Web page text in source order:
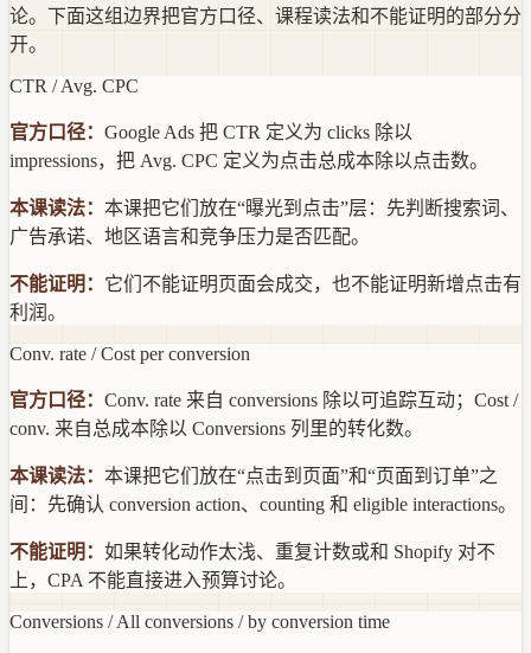
论。下面这组边界把官方口径、课程读法和不能证明的部分分
开。
CTR / Avg. CPC
官方口径： Google Ads 把 CTR 定义为 clicks 除以
impressions，把 Avg. CPC 定义为点击总成本除以点击数。
本课读法： 本课把它们放在“曝光到点击”层：先判断搜索词、
广告承诺、地区语言和竞争压力是否匹配。
不能证明： 它们不能证明页面会成交，也不能证明新增点击有
利润。
Conv. rate / Cost per conversion
官方口径： Conv. rate 来自 conversions 除以可追踪互动；Cost /
conv. 来自总成本除以 Conversions 列里的转化数。
本课读法： 本课把它们放在“点击到页面”和“页面到订单”之
间：先确认 conversion action、counting 和 eligible interactions。
不能证明： 如果转化动作太浅、重复计数或和 Shopify 对不
上，CPA 不能直接进入预算讨论。
Conversions / All conversions / by conversion time